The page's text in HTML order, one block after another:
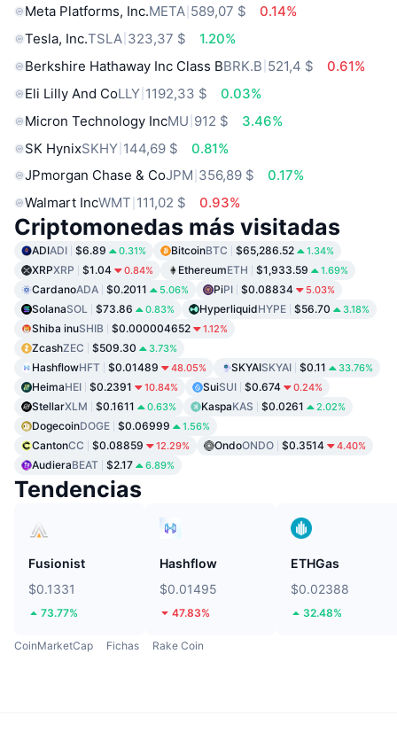
Meta Platforms, Inc.META 589,07 $
0.14%
Tesla, Inc.TSLA 323,37 $
1.20%
Berkshire Hathaway Inc Class BBRK.B 521,4 $
0.61%
Eli Lilly And CoLLY 1192,33 $
0.03%
Micron Technology IncMU 912 $
3.46%
SK HynixSKHY 144,69 $
0.81%
JPmorgan Chase & CoJPM 356,89 $
0.17%
Walmart IncWMT 111,02 $ 0.93%
Criptomonedas más visitadas
ADIADI $6.89 0.31% BitcoinBTC $65,286.52 1.34%
XRPXRP $1.04 0.84% EthereumETH $1,933.59 1.69%
CardanoADA $0.2011 5.06% PiPI $0.08834 5.03%
SolanaSOL $73.86 0.83% HyperliquidHYPE $56.70 3.18%
Shiba inuSHIB $0.000004652 1.12%
ZcashZEC $509.30 3.73%
HashflowHFT $0.01489 48.05% SKYAISKYAI $0.11 33.76%
HeimaHEI $0.2391 10.84% SuiSUI $0.674 0.24%
StellarXLM $0.1611 0.63% KaspaKAS $0.0261 2.02%
DogecoinDOGE $0.06999 1.56%
CantonCC $0.08859 12.29% OndoONDO $0.3514 4.40%
AudieraBEAT $2.17 6.89%
Tendencias
Fusionist
$0.1331
73.77%
Hashflow
$0.01495
47.83%
ETHGas
$0.02388
32.48%
CoinMarketCap Fichas Rake Coin